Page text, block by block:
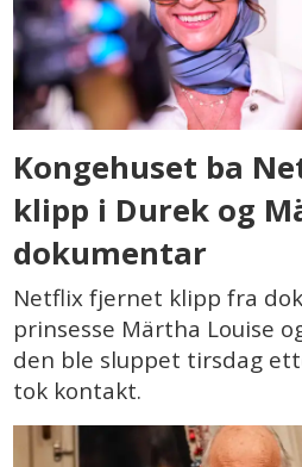
Kongehuset ba
klipp i Durek og
dokumentar
Netflix fjernet klipp fra
prinsesse Märtha Louise
den ble sluppet tirsdag
tok kontakt.